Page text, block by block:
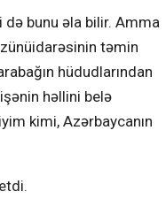
də bunu əla bilir. Amma
təmin
hüdudlarından
həllini belə
kimi, Azərbaycanın